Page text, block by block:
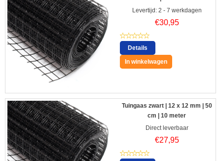
Levertijd: 2 - 7 werkdagen
€30,95
Details
In winkelwagen
Tuingaas zwart | 12 x 12 mm | 50
cm | 10 meter
Direct leverbaar
€27,95